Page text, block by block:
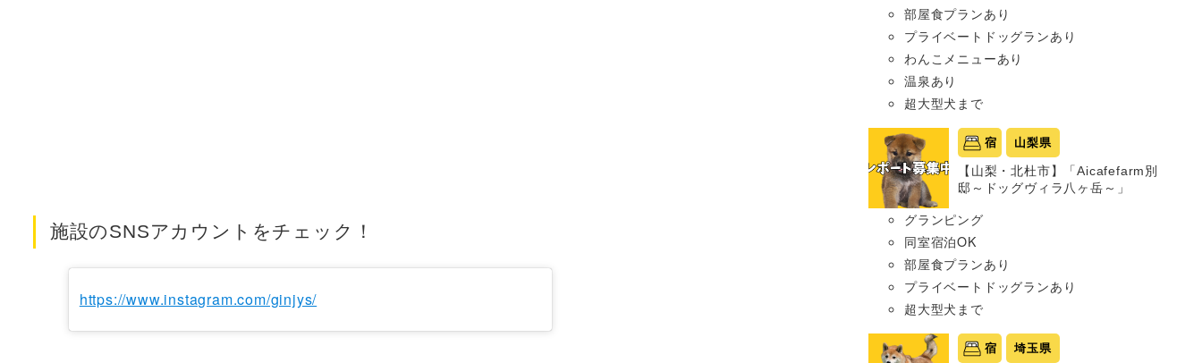
施設のSNSアカウントをチェック！
https://www.instagram.com/ginjys/
部屋食プランあり
プライベートドッグランあり
わんこメニューあり
温泉あり
超大型犬まで
宿 山梨県
【山梨・北杜市】「Aicafefarm別
邸～ドッグヴィラ八ヶ岳～」
グランピング
同室宿泊OK
部屋食プランあり
プライベートドッグランあり
超大型犬まで
宿 埼玉県